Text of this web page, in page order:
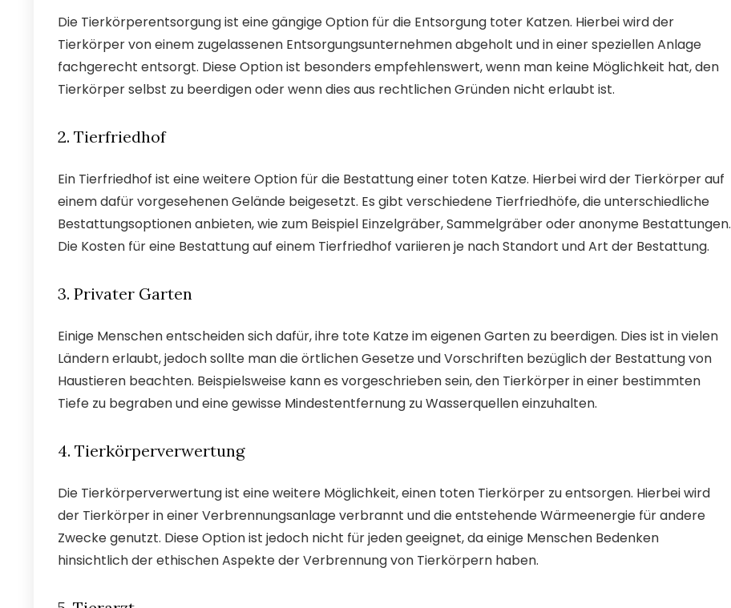
Die Tierkörperentsorgung ist eine gängige Option für die Entsorgung toter Katzen. Hierbei wird der
Tierkörper von einem zugelassenen Entsorgungsunternehmen abgeholt und in einer speziellen Anlage
fachgerecht entsorgt. Diese Option ist besonders empfehlenswert, wenn man keine Möglichkeit hat, den
Tierkörper selbst zu beerdigen oder wenn dies aus rechtlichen Gründen nicht erlaubt ist.
2. Tierfriedhof
Ein Tierfriedhof ist eine weitere Option für die Bestattung einer toten Katze. Hierbei wird der Tierkörper auf
einem dafür vorgesehenen Gelände beigesetzt. Es gibt verschiedene Tierfriedhöfe, die unterschiedliche
Bestattungsoptionen anbieten, wie zum Beispiel Einzelgräber, Sammelgräber oder anonyme Bestattungen.
Die Kosten für eine Bestattung auf einem Tierfriedhof variieren je nach Standort und Art der Bestattung.
3. Privater Garten
Einige Menschen entscheiden sich dafür, ihre tote Katze im eigenen Garten zu beerdigen. Dies ist in vielen
Ländern erlaubt, jedoch sollte man die örtlichen Gesetze und Vorschriften bezüglich der Bestattung von
Haustieren beachten. Beispielsweise kann es vorgeschrieben sein, den Tierkörper in einer bestimmten
Tiefe zu begraben und eine gewisse Mindestentfernung zu Wasserquellen einzuhalten.
4. Tierkörperverwertung
Die Tierkörperverwertung ist eine weitere Möglichkeit, einen toten Tierkörper zu entsorgen. Hierbei wird
der Tierkörper in einer Verbrennungsanlage verbrannt und die entstehende Wärmeenergie für andere
Zwecke genutzt. Diese Option ist jedoch nicht für jeden geeignet, da einige Menschen Bedenken
hinsichtlich der ethischen Aspekte der Verbrennung von Tierkörpern haben.